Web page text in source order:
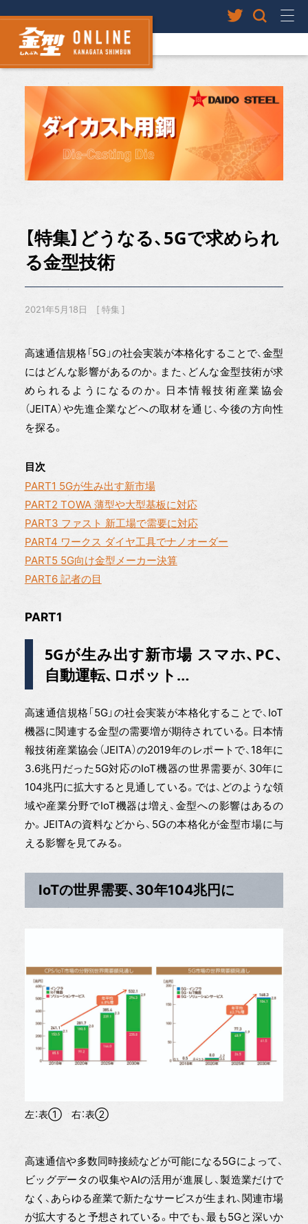
【特集】どうなる、5Gで求められ
る金型技術
2021年5月18日 特集
高速通信規格「5G」の社会実装が本格化することで、金型
にはどんな影響があるのか。また、どんな金型技術が求
められるようになるのか。日本情報技術産業協会
（JEITA）や先進企業などへの取材を通じ、今後の方向性
を探る。
目次
PART1 5Gが生み出す新市場
PART2 TOWA 薄型や大型基板に対応
PART3 ファスト 新工場で需要に対応
PART4 ワークス ダイヤ工具でナノオーダー
PART5 5G向け金型メーカー決算
PART6 記者の目
PART1
5Gが生み出す新市場 スマホ、PC、
自動運転、ロボット…
高速通信規格「5G」の社会実装が本格化することで、IoT
機器に関連する金型の需要増が期待されている。日本情
報技術産業協会（JEITA）の2019年のレポートで、18年に
3.6兆円だった5G対応のIoT機器の世界需要が、30年に
104兆円に拡大すると見通している。では、どのような領
域や産業分野でIoT機器は増え、金型への影響はあるの
か。JEITAの資料などから、5Gの本格化が金型市場に与
える影響を見てみる。
IoTの世界需要、30年104兆円に
左：表① 右：表②
高速通信や多数同時接続などが可能になる5Gによって、
ビッグデータの収集やAIの活用が進展し、製造業だけで
なく、あらゆる産業で新たなサービスが生まれ、関連市場
が拡大すると予想されている。中でも、最も5Gと深いか